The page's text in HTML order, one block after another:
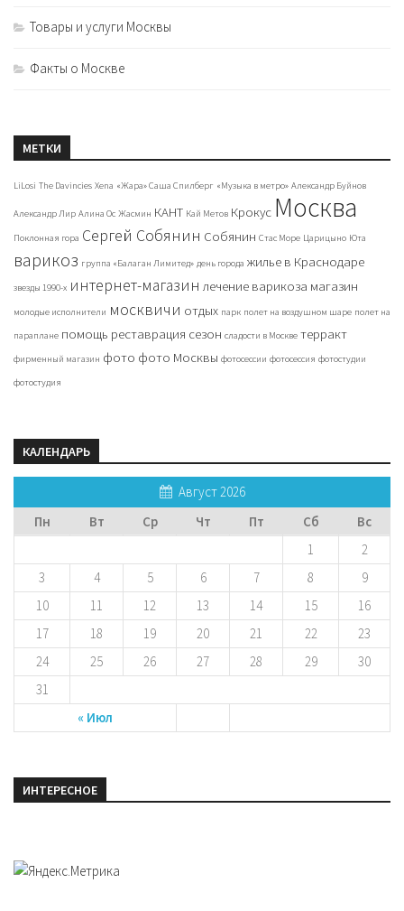
Товары и услуги Москвы
Факты о Москве
МЕТКИ
LiLosi The Davincies Xena «Жара» Саша Спилберг «Музыка в метро» Александр Буйнов
Александр Лир Алина Ос Жасмин КАНТ Кай Метов Крокус Москва
Поклонная гора Сергей Собянин Собянин Стас Море Царицыно Юта
варикоз группа «Балаган Лимитед» день города жилье в Краснодаре
звезды 1990-х интернет-магазин лечение варикоза магазин
молодые исполнители москвичи отдых парк полет на воздушном шаре полет на
параплане помощь реставрация сезон сладости в Москве терракт
фирменный магазин фото фото Москвы фотосессии фотосессия фотостудии
фотостудия
КАЛЕНДАРЬ
Август 2026
Пн
Вт Ср Чт Пт Сб Вс
« Июл
1
2
3
4 5 6 7 8
9
10
11 12 13 14 15
16
17
18 19 20 21 22
23
24
25 26 27 28 29
30
31
ИНТЕРЕСНОЕ